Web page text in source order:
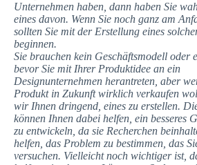
Unternehmen haben, dann haben Sie
eines davon. Wenn Sie noch ganz am
sollten Sie mit der Erstellung eines
beginnen.
Sie brauchen kein Geschäftsmodell oder
bevor Sie mit Ihrer Produktidee an ein
Designunternehmen herantreten, aber
Produkt in Zukunft wirklich verkaufen
wir Ihnen dringend, eines zu erstellen.
können Ihnen dabei helfen, ein besseres
zu entwickeln, da sie Recherchen
helfen, das Problem zu bestimmen, das
versuchen. Vielleicht noch wichtiger ist,